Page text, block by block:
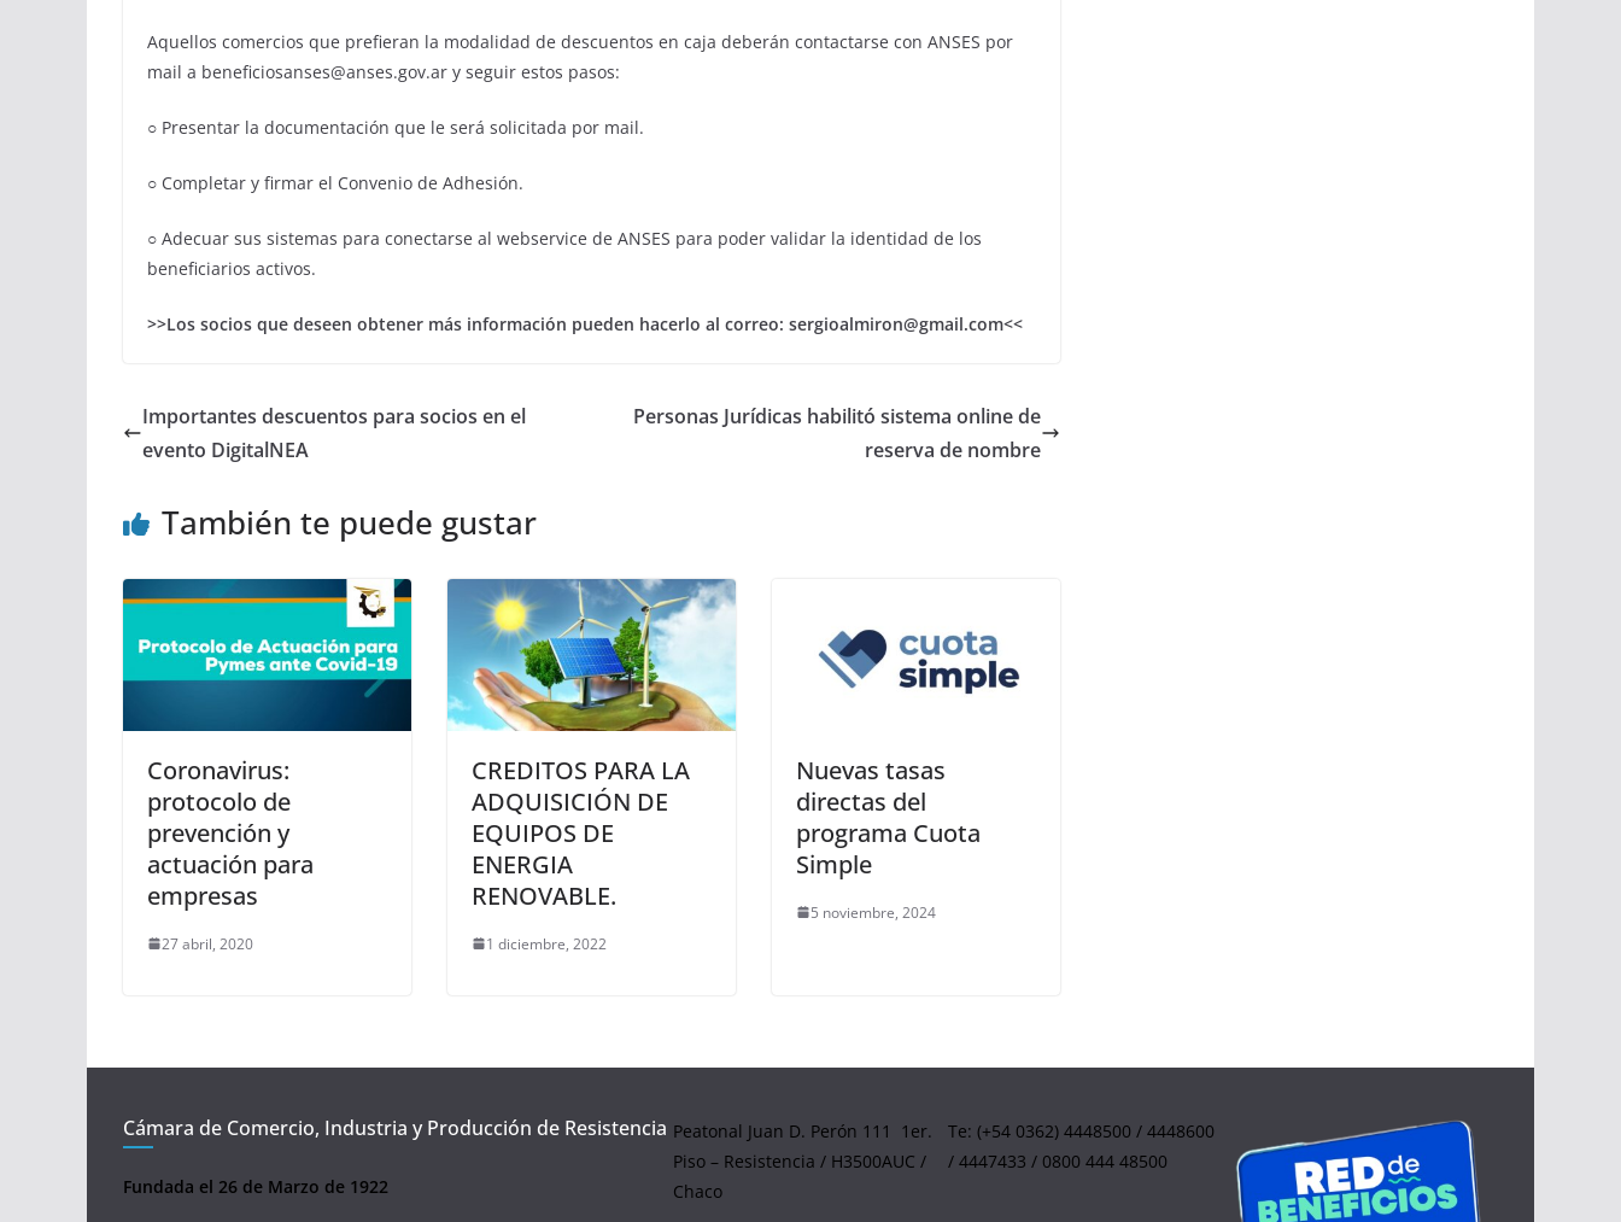
Aquellos comercios que prefieran la modalidad de descuentos en caja deberán contactarse con ANSES por
mail a beneficiosanses@anses.gov.ar y seguir estos pasos:
○ Presentar la documentación que le será solicitada por mail.
○ Completar y firmar el Convenio de Adhesión.
○ Adecuar sus sistemas para conectarse al webservice de ANSES para poder validar la identidad de los
beneficiarios activos.
>>Los socios que deseen obtener más información pueden hacerlo al correo: sergioalmiron@gmail.com<<
Importantes descuentos para socios en el
evento DigitalNEA
Personas Jurídicas habilitó sistema online de
reserva de nombre
También te puede gustar
Coronavirus:
protocolo de
prevención y
actuación para
empresas
27 abril, 2020
CREDITOS PARA LA
ADQUISICIÓN DE
EQUIPOS DE
ENERGIA
RENOVABLE.
1 diciembre, 2022
Nuevas tasas
directas del
programa Cuota
Simple
5 noviembre, 2024
Cámara de Comercio, Industria y Producción de Resistencia
Fundada el 26 de Marzo de 1922
Peatonal Juan D. Perón 111 1er.
Piso – Resistencia / H3500AUC /
Chaco
Te: (+54 0362) 4448500 / 4448600
/ 4447433 / 0800 444 48500